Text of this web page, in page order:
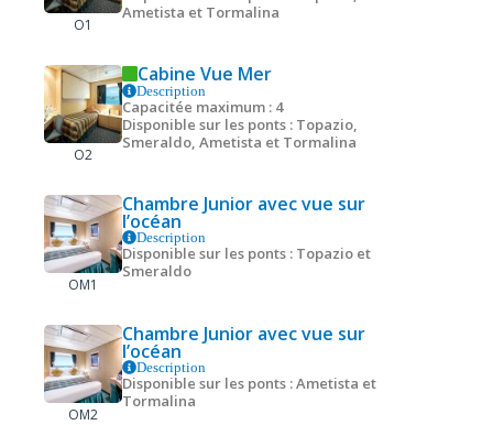
O1
Ametista et Tormalina
O2
Cabine Vue Mer
Description
Capacitée maximum : 4
Disponible sur les ponts : Topazio,
Smeraldo, Ametista et Tormalina
OM1
Chambre Junior avec vue sur
l’océan
Description
Disponible sur les ponts : Topazio et
Smeraldo
OM2
Chambre Junior avec vue sur
l’océan
Description
Disponible sur les ponts : Ametista et
Tormalina